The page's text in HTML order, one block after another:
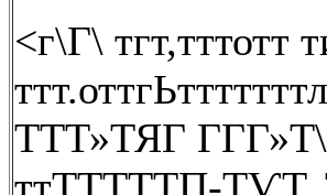
<г\Г\ тгт,тттотт
ТТТ»ТЯГ